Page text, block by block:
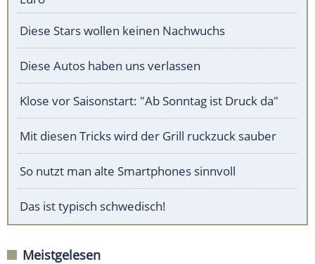
Diese Stars wollen keinen Nachwuchs
Diese Autos haben uns verlassen
Klose vor Saisonstart: "Ab Sonntag ist Druck da"
Mit diesen Tricks wird der Grill ruckzuck sauber
So nutzt man alte Smartphones sinnvoll
Das ist typisch schwedisch!
Meistgelesen